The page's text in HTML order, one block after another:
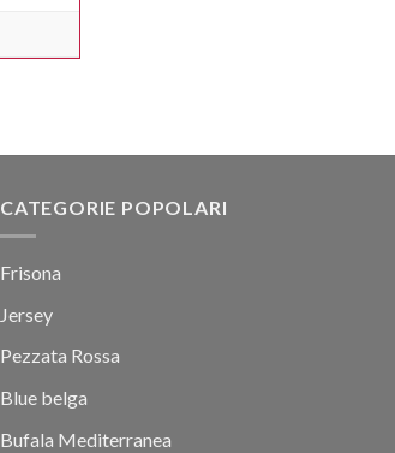
CATEGORIE POPOLARI
Frisona
Jersey
Pezzata Rossa
Blue belga
Bufala Mediterranea